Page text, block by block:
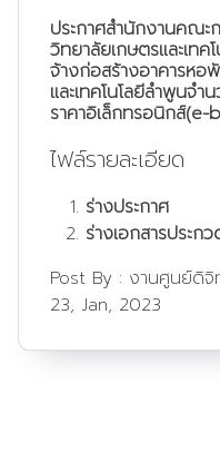
ประกาศสำนักงานคณะ
วิทยาลัยเกษตรและเทค
จ้างก่อสร้างอาคารห
และเทคโนโลยีลำพูนจ
ราคาอิเล็กทรอนิกส์
ไฟล์รายละเอียด
ร่างประกาศ
ร่างเอกสารประก
Post By : งานศูนย์ดิจิ
23, Jan, 2023